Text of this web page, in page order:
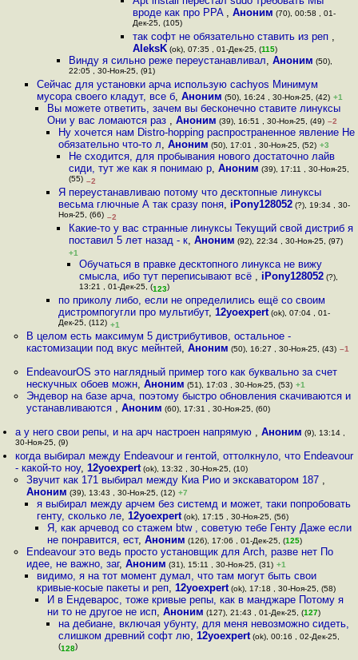
вроде как про PPA , Аноним (70), 00:58 , 01-
Дек-25, (105)
так софт не обязательно ставить из реп ,
AleksK(ok), 07:35 , 01-Дек-25, (115)
Винду я сильно реже переустанавливал, Аноним (50),
22:05 , 30-Ноя-25, (91)
Сейчас для установки арча использую cachyos Минимум
мусора своего кладут, все б, Аноним (50), 16:24 , 30-Ноя-25, (42) +1
Вы можете ответить, зачем вы бесконечно ставите линуксы
Они у вас ломаются раз ,Аноним (39), 16:51 , 30-Ноя-25, (49) –2
Ну хочется нам Distro-hopping распространенное явление Не
обязательно что-то л, Аноним (50), 17:01 , 30-Ноя-25, (52) +3
Не сходится, для пробывания нового достаточно лайв
сиди, тут же как я понимаю р, Аноним (39), 17:11 , 30-Ноя-25,
(55) –2
Я переустанавливаю потому что десктопные линуксы
весьма глючные А так сразу поня, iPony128052(?), 19:34 , 30-
Ноя-25, (66) –2
Какие-то у вас странные линуксы Текущий свой дистриб я
поставил 5 лет назад - к, Аноним (92), 22:34 , 30-Ноя-25, (97)
+1
Обучаться в правке десктопного линукса не вижу
смысла, ибо тут переписывают всё , iPony128052 (?),
13:21 , 01-Дек-25, (123)
по приколу либо, если не определились ещё со своим
дистромпогугли про мультибут, 12yoexpert(ok), 07:04 , 01-
Дек-25, (112) +1
В целом есть максимум 5 дистрибутивов, остальное -
кастомизации под вкус мейнтей, Аноним (50), 16:27 , 30-Ноя-25, (43) –1
EndeavourOS это наглядный пример того как буквально за счет
нескучных обоев можн, Аноним (51), 17:03 , 30-Ноя-25, (53) +1
Эндевор на базе арча, поэтому быстро обновления скачиваются и
устанавливаются , Аноним (60), 17:31 , 30-Ноя-25, (60)
а у него свои репы, и на арч настроен напрямую ,Аноним (9), 13:14 ,
30-Ноя-25, (9)
когда выбирал между Endeavour и гентой, оттолкнуло, что Endeavour
- какой-то ноу,12yoexpert (ok), 13:32 , 30-Ноя-25, (10)
Звучит как 171 выбирал между Киа Рио и экскаватором 187 ,
Аноним (39), 13:43 , 30-Ноя-25, (12) +7
я выбирал между арчем без системд и может, таки попробовать
генту, сколько ле, 12yoexpert(ok), 17:15 , 30-Ноя-25, (56)
Я, как арчевод со стажем btw , советую тебе Генту Даже если
не понравится, ест,Аноним (126), 17:06 , 01-Дек-25, (125)
Endeavour это ведь просто установщик для Arch, разве нет По
идее, не важно, заг, Аноним (31), 15:11 , 30-Ноя-25, (31) +1
видимо, я на тот момент думал, что там могут быть свои
кривые-косые пакеты и реп, 12yoexpert(ok), 17:18 , 30-Ноя-25, (58)
И в Ендеварос, тоже кривые репы, как в манджаре Потому я
ни то не другое не исп,Аноним (127), 21:43 , 01-Дек-25, (127)
на дебиане, включая убунту, для меня невозможно сидеть,
слишком древний софт лю, 12yoexpert(ok), 00:16 , 02-Дек-25,
(128)